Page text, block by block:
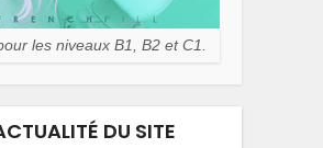
les niveaux B1, B2 et C1.
DU SITE